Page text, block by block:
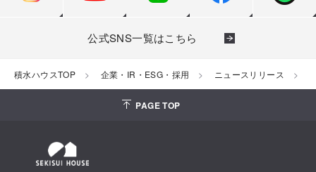
公式SNS一覧はこちら
積水ハウスTOP 企業・IR・ESG・採用 ニュースリリース
PAGE TOP